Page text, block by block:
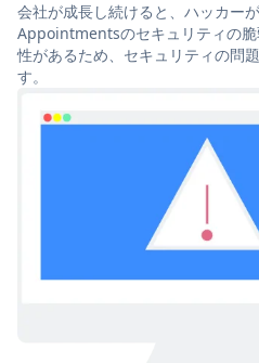
会社が成長し続けると、ハッカー
Appointmentsのセキュリティの
性があるため、セキュリティの問
す。